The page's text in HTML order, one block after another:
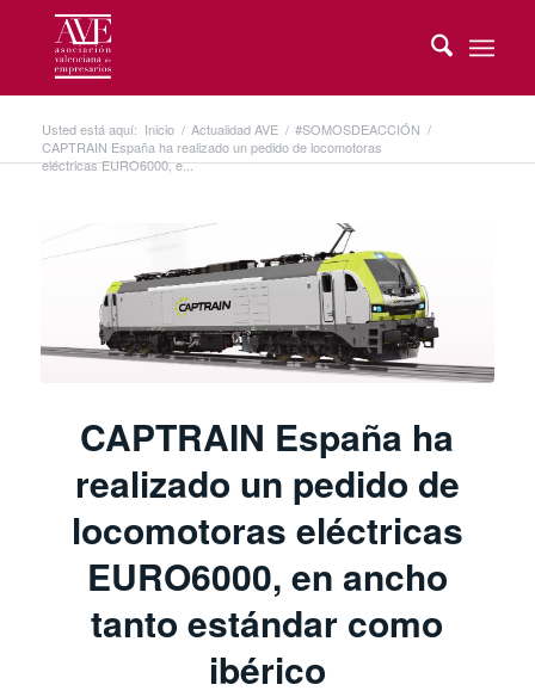
Usted está aquí: Inicio / Actualidad AVE / #SOMOSDEACCIÓN /
CAPTRAIN España ha realizado un pedido de locomotoras
eléctricas EURO6000, e...
CAPTRAIN España ha
realizado un pedido de
locomotoras eléctricas
EURO6000, en ancho
tanto estándar como
ibérico